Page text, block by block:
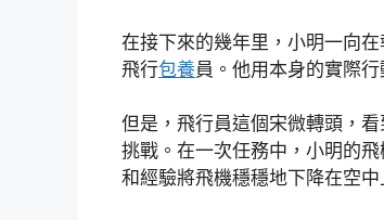
在接下來的幾年里，小明一向
飛行包養員。他用本身的實際
但是，飛行員這個宋微轉頭，
挑戰。在一次任務中，小明的飛
和經驗將飛機穩穩地下降在空中